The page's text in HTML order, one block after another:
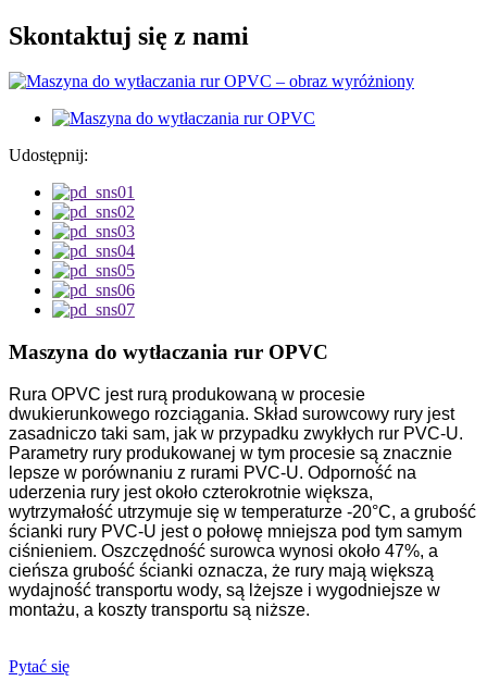
Skontaktuj się z nami
Udostępnij:
Maszyna do wytłaczania rur OPVC
Rura OPVC jest rurą produkowaną w procesie
dwukierunkowego rozciągania. Skład surowcowy rury jest
zasadniczo taki sam, jak w przypadku zwykłych rur PVC-U.
Parametry rury produkowanej w tym procesie są znacznie
lepsze w porównaniu z rurami PVC-U. Odporność na
uderzenia rury jest około czterokrotnie większa,
wytrzymałość utrzymuje się w temperaturze -20°C, a grubość
ścianki rury PVC-U jest o połowę mniejsza pod tym samym
ciśnieniem. Oszczędność surowca wynosi około 47%, a
cieńsza grubość ścianki oznacza, że ​​rury mają większą
wydajność transportu wody, są lżejsze i wygodniejsze w
montażu, a koszty transportu są niższe.
Pytać się